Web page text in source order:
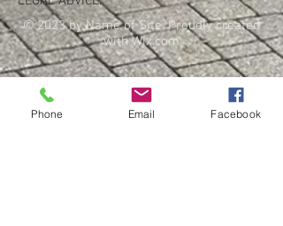
© 2023 by Name of Site. Proudly created
withWix.com
Phone Email Facebook